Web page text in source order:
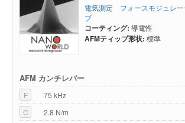
電気測定 フォースモジュレー
ブ
コーティング: 導電性
AFMティップ形状: 標準
AFM カンチレバー
F
75 kHz
C
2.8 N/m